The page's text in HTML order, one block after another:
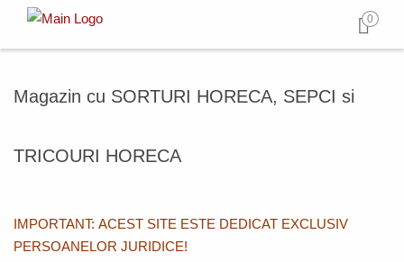
0
Magazin cu SORTURI HORECA, SEPCI si
TRICOURI HORECA
IMPORTANT: ACEST SITE ESTE DEDICAT EXCLUSIV
PERSOANELOR JURIDICE!